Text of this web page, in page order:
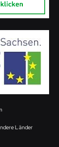
Länder